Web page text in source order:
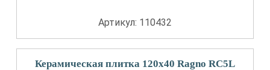
Артикул: 110432
Керамическая плитка 120x40 Ragno RC5L